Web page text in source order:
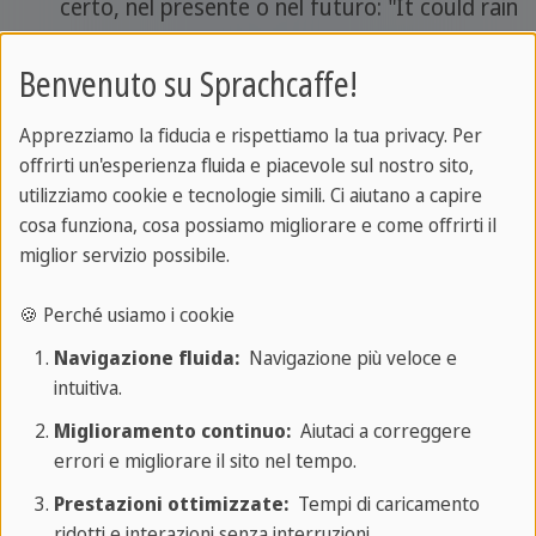
certo, nel presente o nel futuro: "It could rain
later." → Potrebbe piovere più tardi.
Capacità nel passato: viene usato per
parlare di abilità o capacità che qualcuno
aveva nel passato. "When I was younger, I
could run fast." → Quando ero più giovane,
potevo/sapevo correre veloce.
Richieste cortesi:
pass the salt?" → Potresti passarmi il sale,
per favore?
Permesso
chiedere permesso in modo educato: "Could I
leave early today?" → Potrei uscire prima
oggi?
Benvenuto su Sprachcaffe!
Apprezziamo la fiducia e rispettiamo la tua privacy. Per
offrirti un'esperienza fluida e piacevole sul nostro sito,
utilizziamo cookie e tecnologie simili. Ci aiutano a capire
cosa funziona, cosa possiamo migliorare e come offrirti il
miglior servizio possibile.
🍪 Perché usiamo i cookie
Navigazione fluida:Navigazione più veloce e
intuitiva.
Miglioramento continuo:Aiutaci a correggere
errori e migliorare il sito nel tempo.
Prestazioni ottimizzate:Tempi di caricamento